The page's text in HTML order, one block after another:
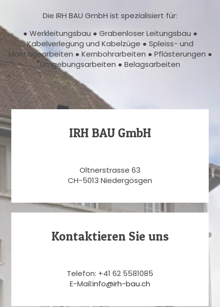
Die IRH BAU GmbH ist spezialisiert für:
● Werkleitungsbau ● Grabenloser Leitungsbau ●
Kabelverlegung und Kabelzüge ● Spleiss- und
Montagearbeiten ● Kernbohrarbeiten ● Pflästerungen ●
Umgebungsarbeiten ● Belagsarbeiten
IRH BAU GmbH
Oltnerstrasse 63
CH-5013 Niedergösgen
Kontaktieren Sie uns
Telefon: +41 62 5581085
E-Mail:info@irh-bau.ch